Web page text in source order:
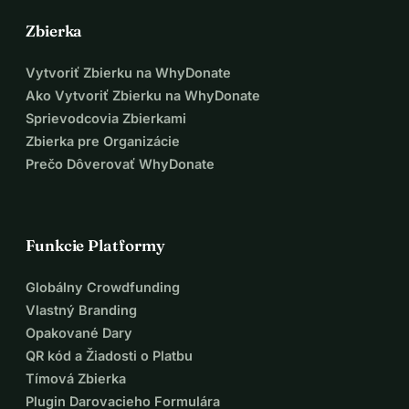
Zbierka
Vytvoriť Zbierku na WhyDonate
Ako Vytvoriť Zbierku na WhyDonate
Sprievodcovia Zbierkami
Zbierka pre Organizácie
Prečo Dôverovať WhyDonate
Funkcie Platformy
Globálny Crowdfunding
Vlastný Branding
Opakované Dary
QR kód a Žiadosti o Platbu
Tímová Zbierka
Plugin Darovacieho Formulára